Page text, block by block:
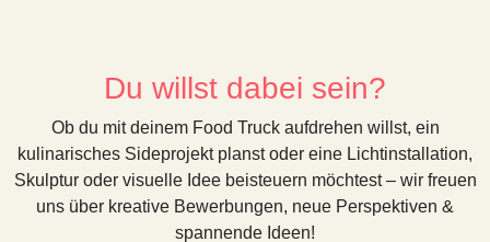
Du willst dabei sein?
Ob du mit deinem Food Truck aufdrehen willst, ein
kulinarisches Sideprojekt planst oder eine Lichtinstallation,
Skulptur oder visuelle Idee beisteuern möchtest – wir freuen
uns über kreative Bewerbungen, neue Perspektiven &
spannende Ideen!